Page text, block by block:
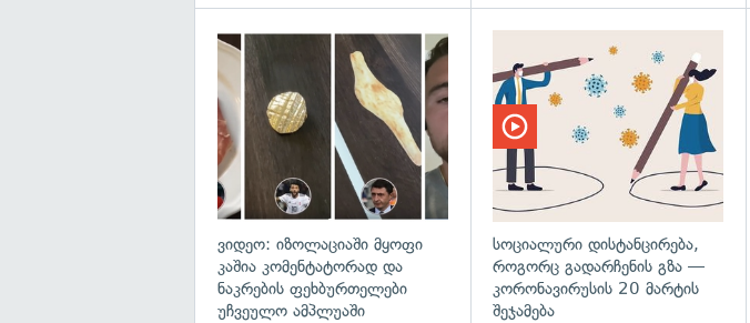
ვიდეო: იზოლაციაში მყოფი
კაშია კომენტატორად და
ნაკრების ფეხბურთელები
უჩვეულო ამპლუაში
სოციალური დისტანცირება,
როგორც გადარჩენის გზა —
კორონავირუსის 20 მარტის
შეჯამება